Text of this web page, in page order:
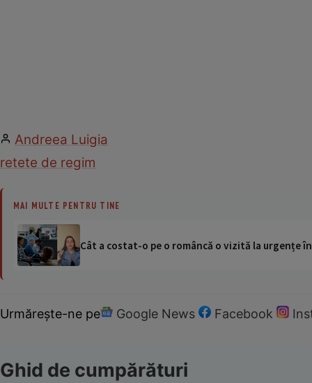
Andreea Luigia
retete de regim
MAI MULTE PENTRU TINE
Cât a costat-o pe o româncă o vizită la urgențe
Urmărește-ne pe Google News Facebook
Ghid de cumpărături